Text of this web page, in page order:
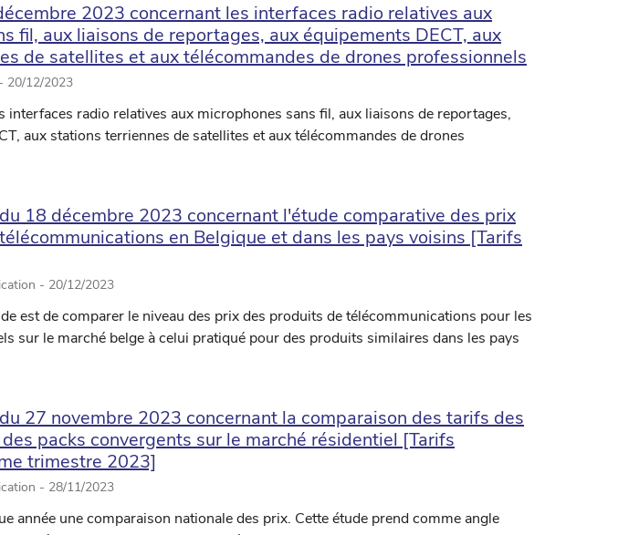
2023 concernant les interfaces radio relatives aux
fil, aux liaisons de reportages, aux équipements DECT, aux
de satellites et aux télécommandes de drones professionnels
20/12/2023
interfaces radio relatives aux microphones sans fil, aux liaisons de reportages,
aux stations terriennes de satellites et aux télécommandes de drones
18 décembre 2023 concernant l'étude comparative des prix
en Belgique et dans les pays voisins [Tarifs
- 20/12/2023
est de comparer le niveau des prix des produits de télécommunications pour les
sur le marché belge à celui pratiqué pour des produits similaires dans les pays
27 novembre 2023 concernant la comparaison des tarifs des
packs convergents sur le marché résidentiel [Tarifs
trimestre 2023]
- 28/11/2023
année une comparaison nationale des prix. Cette étude prend comme angle